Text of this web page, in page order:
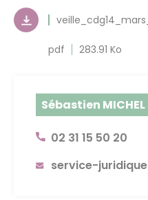
pdf 283.91 Ko
Sébastien MICHEL
02 31 15 50 20
service-